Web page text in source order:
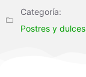
Categoría:
Postres y dulces